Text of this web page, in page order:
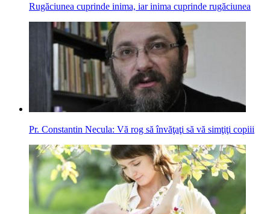
Rugăciunea cuprinde inima, iar inima cuprinde rugăciunea
Pr. Constantin Necula: Vă rog să învăţaţi să vă simţiţi copiii